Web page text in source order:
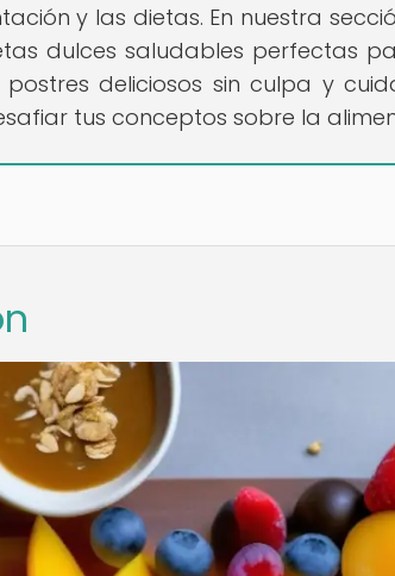
y las dietas. En nuestra
dulces saludables perfectas
deliciosos sin culpa y
tus conceptos sobre la